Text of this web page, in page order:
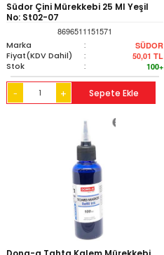
Südor Çini Mürekkebi 25 Ml Yeşil
No: St02-07
8696511151571
Marka
: SÜDOR
Fiyat(KDV Dahil) : 50,01 TL
Stok : 100+
- + Sepete Ekle